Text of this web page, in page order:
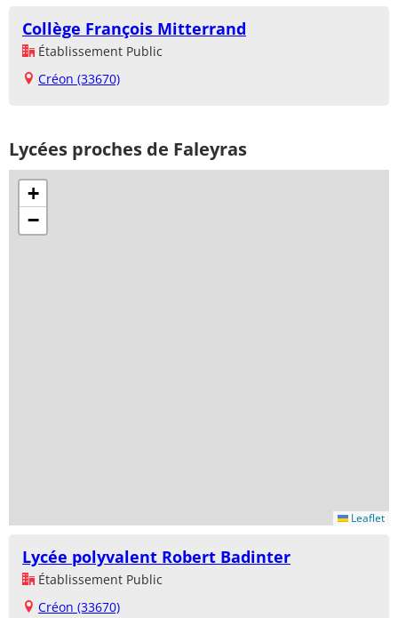
Collège François Mitterrand
Établissement Public
Créon (33670)
Lycées proches de Faleyras
+
−
Leaflet
Lycée polyvalent Robert Badinter
Établissement Public
Créon (33670)